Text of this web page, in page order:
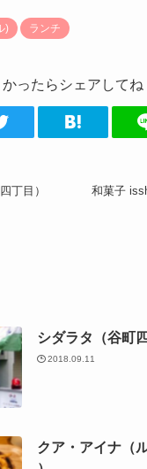
) ランチ
かったらシェアしてね
丁目） 和菓子
シダラタ（谷町
2018.09.11
クア・アイナ（